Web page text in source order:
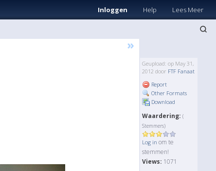
Inloggen Help Lees Meer
»
Geupload: op May 31,
2012 door FTF Fanaat
Report
Other Formats
Download
Waardering: (
Stemmers)
Log in om te
stemmen!
Views: 1071